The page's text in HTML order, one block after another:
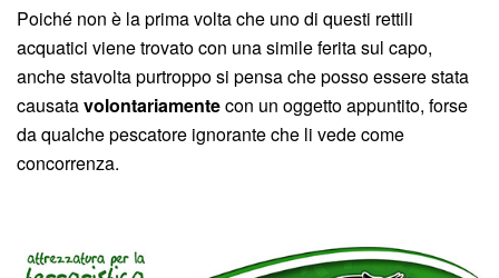
Poiché non è la prima volta che uno di questi rettili
acquatici viene trovato con una simile ferita sul capo,
anche stavolta purtroppo si pensa che posso essere stata
causatavolontariamentecon un oggetto appuntito, forse
da qualche pescatore ignorante che li vede come
concorrenza.